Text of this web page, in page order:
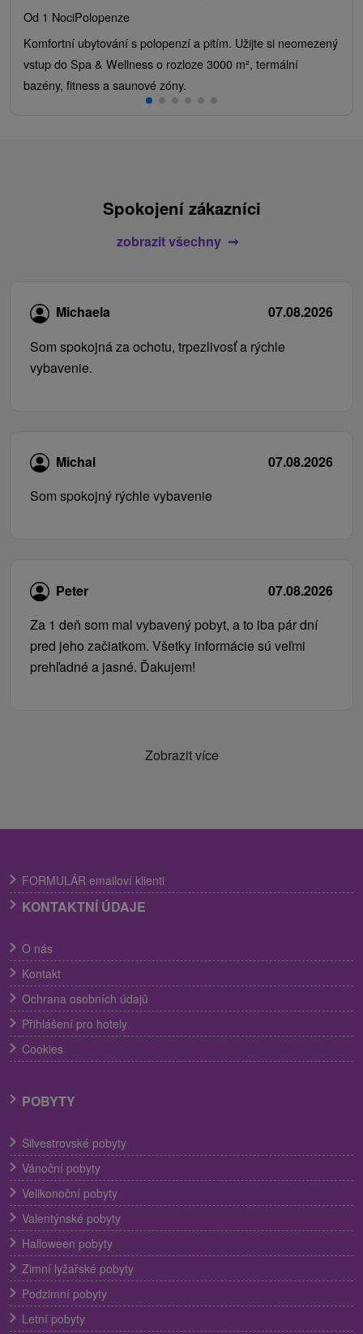
Od 1 NociPolopenze
Komfortní ubytování s polopenzí a pitím. Užijte si neomezený
vstup do Spa & Wellness o rozloze 3000 m², termální
bazény, fitness a saunové zóny.
Spokojení zákazníci
zobrazit všechny
Michaela
07.08.2026
Som spokojná za ochotu, trpezlivosť a rýchle
vybavenie.
Michal
07.08.2026
Som spokojný rýchle vybavenie
Peter
07.08.2026
Za 1 deň som mal vybavený pobyt, a to iba pár dní
pred jeho začiatkom. Všetky informácie sú veľmi
prehľadné a jasné. Ďakujem!
Zobrazit více
FORMULÁR emailoví klienti
KONTAKTNÍ ÚDAJE
O nás
Kontakt
Ochrana osobních údajů
Přihlášení pro hotely
Cookies
POBYTY
Silvestrovské pobyty
Vánoční pobyty
Velikonoční pobyty
Valentýnské pobyty
Halloween pobyty
Zimní lyžařské pobyty
Podzimní pobyty
Letní pobyty